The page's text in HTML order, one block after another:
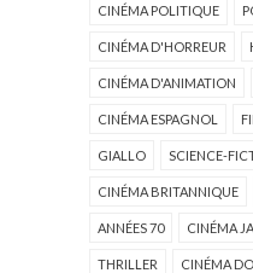
CINÉMA POLITIQUE
CINÉMA D'HORREUR
CINÉMA D'ANIMATION
CINÉMA ESPAGNOL
GIALLO SCIENCE-
CINÉMA BRITANNIQUE
ANNÉES 70 CINÉMA
THRILLER CINÉMA